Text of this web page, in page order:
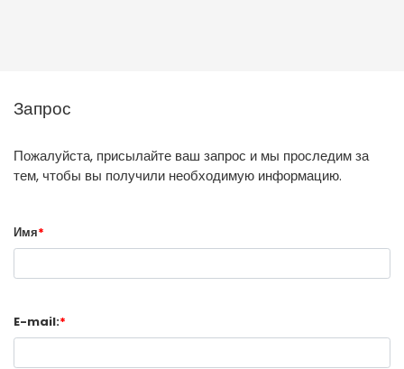
Запрос
Пожалуйста, присылайте ваш запрос и мы проследим за
тем, чтобы вы получили необходимую информацию.
Имя*
E-mail:*